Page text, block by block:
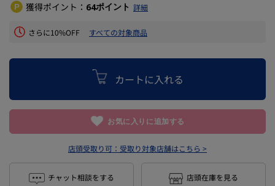
獲得ポイント： 64ポイント 詳細
さらに10%OFF すべての対象商品
カートに入れる
お気に入りに追加する
店頭受取り可： 受取り対象店舗はこちら >
チャット相談をする 店頭在庫を見る